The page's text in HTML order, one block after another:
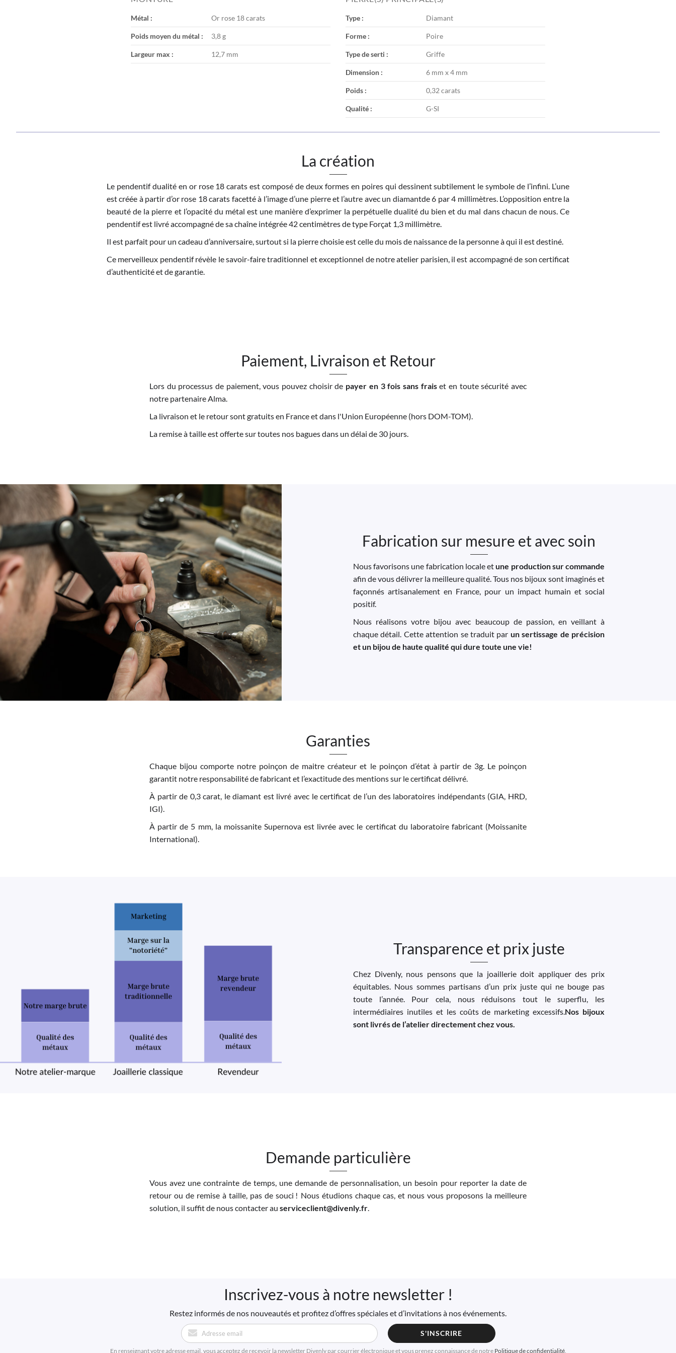
Métal : Or rose 18 carats
Poids moyen du métal : 3,8 g
Largeur max : 12,7 mm
Type : Diamant
Forme : Poire
Type de serti : Griffe
Dimension : 6 mm x 4 mm
Poids : 0,32 carats
Qualité : G-SI
La création
Le pendentif dualité en or rose 18 carats est composé de deux formes en poires qui dessinent subtilement le symbole de l’infini. L’une
est créée à partir d’or rose 18 carats facetté à l’image d’une pierre et l’autre avec un diamantde 6 par 4 millimètres. L’opposition entre la
beauté de la pierre et l’opacité du métal est une manière d’exprimer la perpétuelle dualité du bien et du mal dans chacun de nous. Ce
pendentif est livré accompagné de sa chaîne intégrée 42 centimètres de type Forçat 1,3 millimètre.
Il est parfait pour un cadeau d’anniversaire, surtout si la pierre choisie est celle du mois de naissance de la personne à qui il est destiné.
Ce merveilleux pendentif révèle le savoir-faire traditionnel et exceptionnel de notre atelier parisien, il est accompagné de son certificat
d’authenticité et de garantie.
Paiement, Livraison et Retour
Lors du processus de paiement, vous pouvez choisir de payer en 3 fois sans fraiset en toute sécurité avec
notre partenaire Alma.
La livraison et le retour sont gratuits en France et dans l'Union Européenne (hors DOM-TOM).
La remise à taille est offerte sur toutes nos bagues dans un délai de 30 jours.
Fabrication sur mesure et avec soin
Nous favorisons une fabrication locale etune production sur commande
afin de vous délivrer la meilleure qualité. Tous nos bijoux sont imaginés et
façonnés artisanalement en France, pour un impact humain et social
positif.
Nous réalisons votre bijou avec beaucoup de passion, en veillant à
chaque détail. Cette attention se traduit par un sertissage de précision
et un bijou de haute qualité qui dure toute une vie!
Garanties
Chaque bijou comporte notre poinçon de maitre créateur et le poinçon d’état à partir de 3g. Le poinçon
garantit notre responsabilité de fabricant et l’exactitude des mentions sur le certificat délivré.
À partir de 0,3 carat, le diamant est livré avec le certificat de l’un des laboratoires indépendants (GIA, HRD,
IGI).
À partir de 5 mm, la moissanite Supernova est livrée avec le certificat du laboratoire fabricant (Moissanite
International).
Transparence et prix juste
Chez Divenly, nous pensons que la joaillerie doit appliquer des prix
équitables. Nous sommes partisans d’un prix juste qui ne bouge pas
toute l’année. Pour cela, nous réduisons tout le superflu, les
intermédiaires inutiles et les coûts de marketing excessifs. Nos bijoux
sont livrés de l’atelier directement chez vous.
Demande particulière
Vous avez une contrainte de temps, une demande de personnalisation, un besoin pour reporter la date de
retour ou de remise à taille, pas de souci ! Nous étudions chaque cas, et nous vous proposons la meilleure
solution, il suffit de nous contacter au serviceclient@divenly.fr
Inscrivez-vous à notre newsletter !
Restez informés de nos nouveautés et profitez d’offres spéciales et d’invitations à nos événements.
S'INSCRIRE
En renseignant votre adresse email, vous acceptez de reçevoir la newsletter Divenly par courrier électronique et vous prenez connaissance de notre Politique de confidentialité.